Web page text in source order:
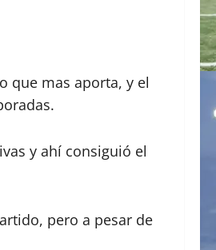
que mas aporta, y el
y ahí consiguió el
pero a pesar de